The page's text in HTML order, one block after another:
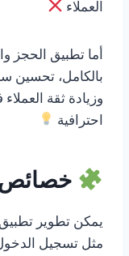
العملاء
أما تطبيق الحجز
بالكامل، تحسين
وزيادة ثقة
احترافية
خصائص
يمكن تطوير
مثل تسجيل